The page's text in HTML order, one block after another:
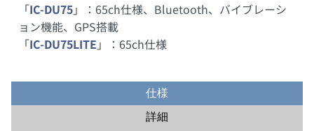
「IC-DU75」：65ch仕様、Bluetooth、バイブレーシ
ョン機能、GPS搭載
「IC-DU75LITE 」：65ch仕様
仕様
詳細